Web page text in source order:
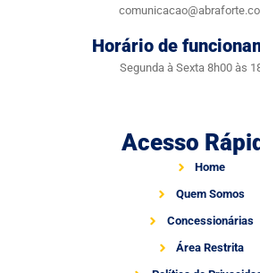
Horário de
Segunda à Sexta 8h00 às
Acesso
Home
Quem Somos
Concessionárias
Área Restrita